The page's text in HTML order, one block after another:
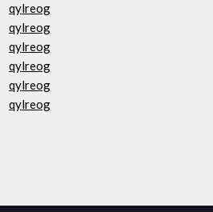
qylreog
qylreog
qylreog
qylreog
qylreog
qylreog